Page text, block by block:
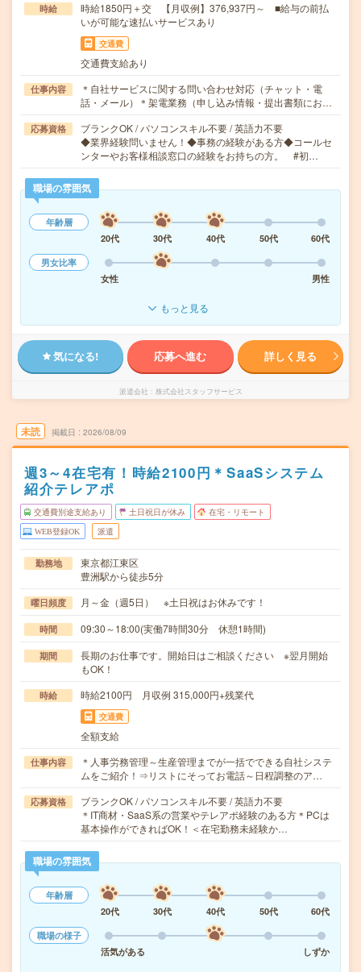
時給
時給1850円＋交 【月収例】376,937円～ ■給与の前払
いが可能な速払いサービスあり
交通費
交通費支給あり
仕事内容
＊自社サービスに関する問い合わせ対応（チャット・電
話・メール）＊架電業務（申し込み情報・提出書類にお…
応募資格
ブランクOK / パソコンスキル不要 / 英語力不要
◆業界経験問いません！◆事務の経験がある方◆コールセ
ンターやお客様相談窓口の経験をお持ちの方。 #初…
職場の雰囲気
年齢層
20代
30代 40代 50代
60代
男女比率
女性
男性
もっと見る
気になる! 応募へ進む 詳しく見る
派遣会社 株式会社スタッフサービス
未読 掲載日 2026/08/09
週3～4在宅有！時給2100円＊SaaSシステム
紹介テレアポ
交通費別途支給あり 土日祝日が休み 在宅・リモート
WEB登録OK 派遣
勤務地
東京都江東区
豊洲駅から徒歩5分
曜日頻度 月～金（週5日） ※土日祝はお休みです！
時間 09:30～18:00(実働7時間30分 休憩1時間)
期間
長期のお仕事です。開始日はご相談ください ※翌月開始
もOK！
時給 時給2100円 月収例 315,000円+残業代
交通費
全額支給
仕事内容
＊人事労務管理～生産管理までが一括でできる自社システ
ムをご紹介！⇒リストにそってお電話～日程調整のア…
応募資格
ブランクOK / パソコンスキル不要 / 英語力不要
＊IT商材・SaaS系の営業やテレアポ経験のある方＊PCは
基本操作ができればOK！＜在宅勤務未経験か…
職場の雰囲気
年齢層
20代
30代 40代 50代
60代
職場の様子
活気がある
しずか